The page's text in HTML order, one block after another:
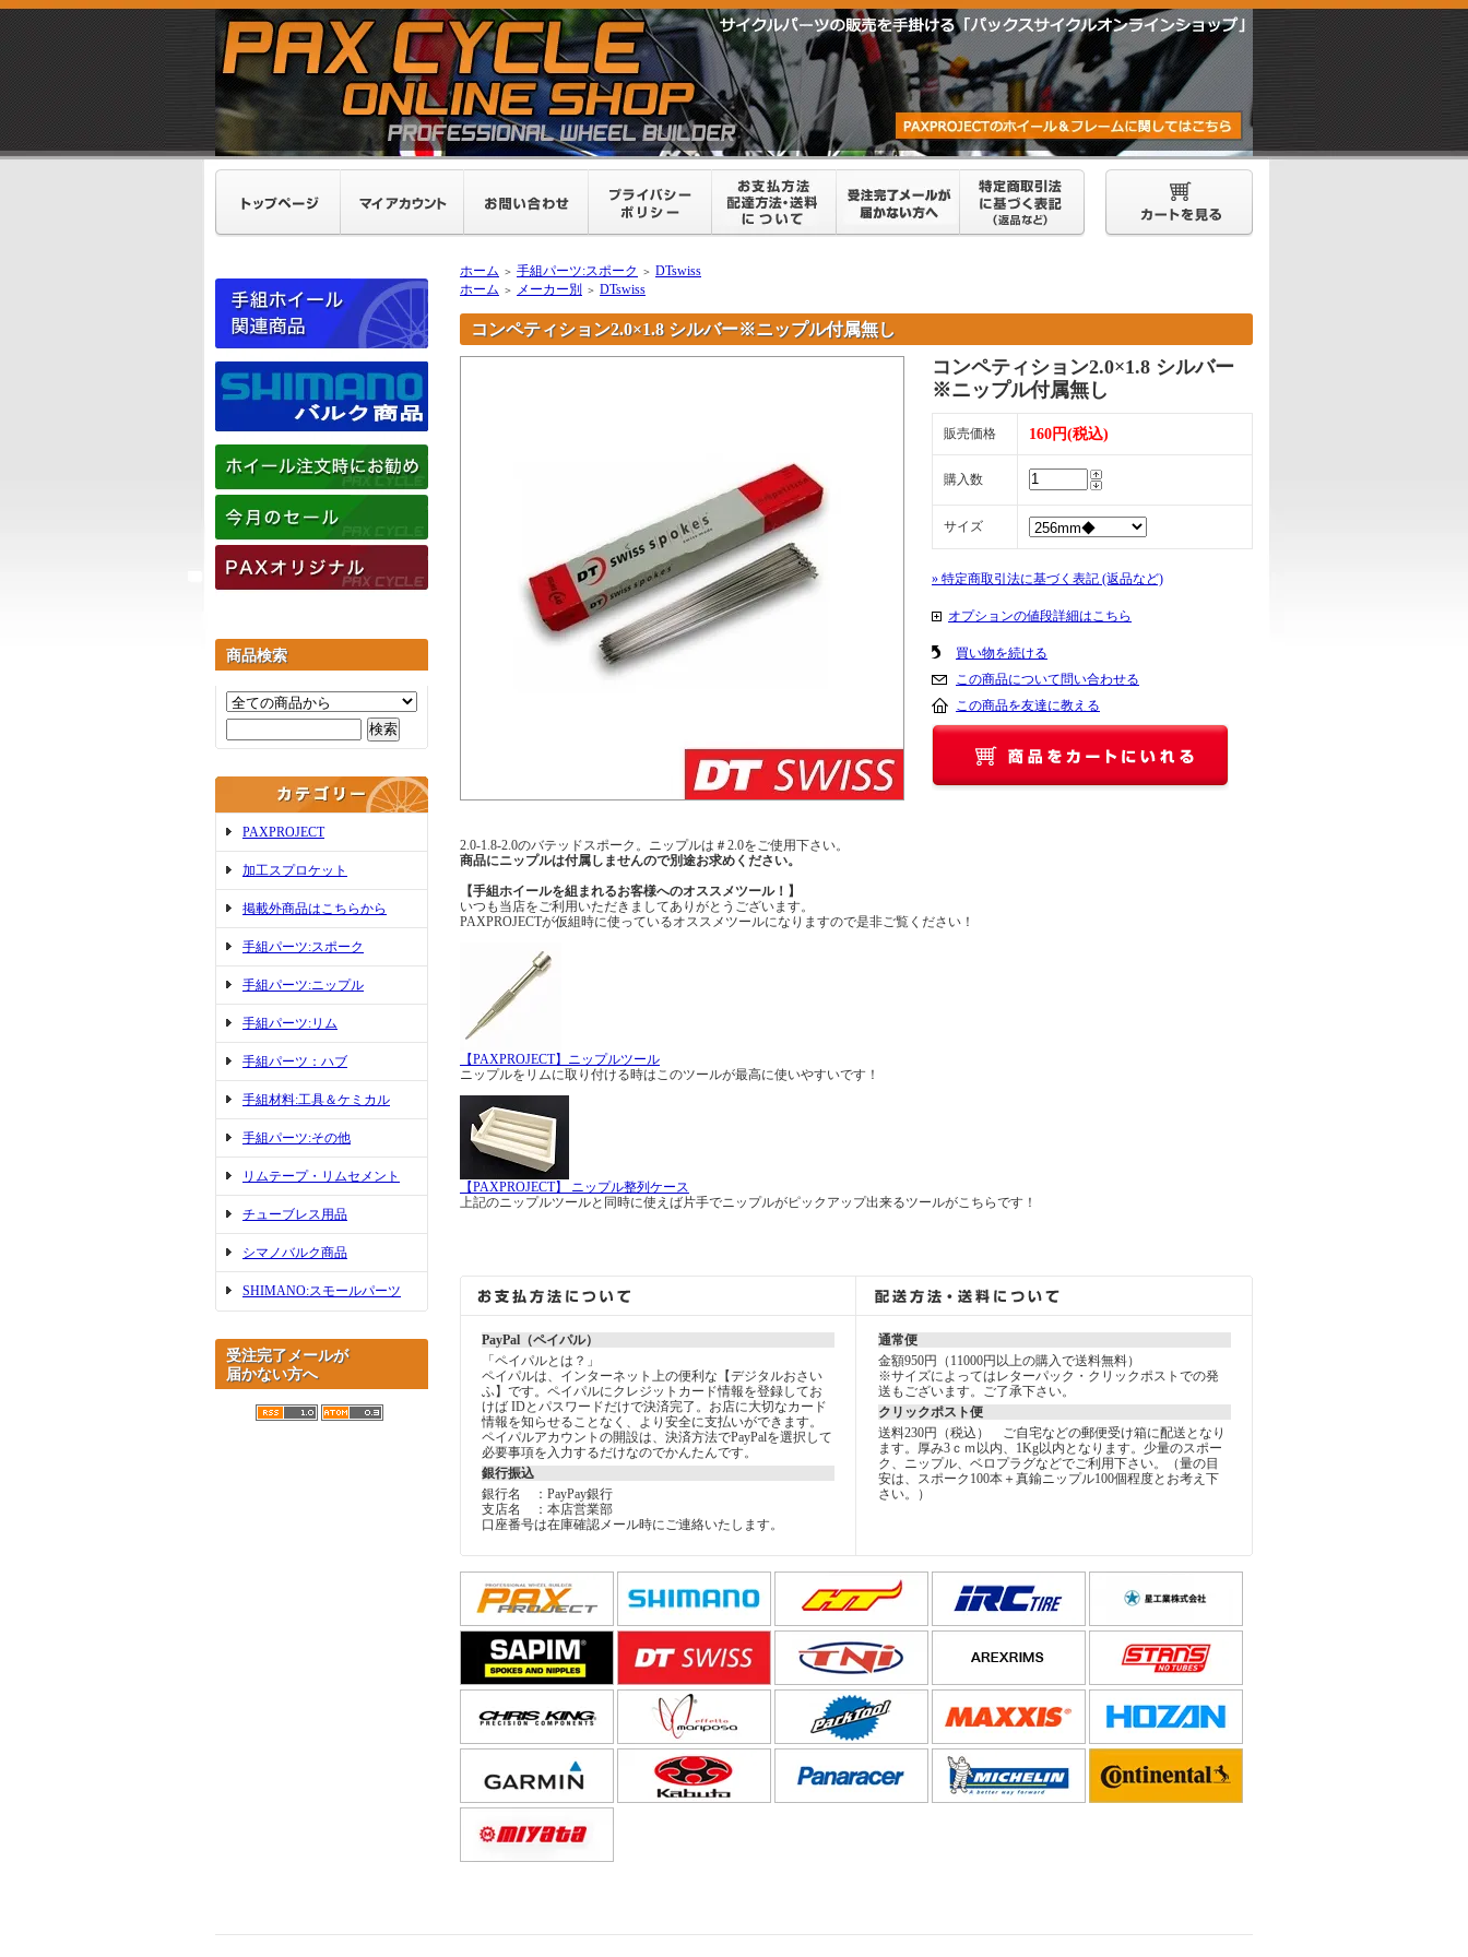
商品検索
PAXPROJECT
加工スプロケット
掲載外商品はこちらから
手組パーツ:スポーク
手組パーツ:ニップル
手組パーツ:リム
手組パーツ：ハブ
手組材料:工具＆ケミカル
手組パーツ:その他
リムテープ・リムセメント
チューブレス用品
シマノバルク商品
SHIMANO:スモールパーツ
受注完了メールが
届かない方へ
ホーム ＞ 手組パーツ:スポーク ＞ DTswiss
ホーム ＞ メーカー別 ＞ DTswiss
コンペティション2.0×1.8 シルバー※ニップル付属無し
コンペティション2.0×1.8 シルバー
※ニップル付属無し
販売価格 160円(税込)
購入数
サイズ
» 特定商取引法に基づく表記 (返品など)
オプションの値段詳細はこちら
買い物を続ける
この商品について問い合わせる
この商品を友達に教える
2.0-1.8-2.0のバテッドスポーク。ニップルは＃2.0をご使用下さい。
商品にニップルは付属しませんので別途お求めください。
【手組ホイールを組まれるお客様へのオススメツール！】
いつも当店をご利用いただきましてありがとうございます。
PAXPROJECTが仮組時に使っているオススメツールになりますので是非ご覧ください！
【PAXPROJECT】ニップルツール
ニップルをリムに取り付ける時はこのツールが最高に使いやすいです！
【PAXPROJECT】 ニップル整列ケース
上記のニップルツールと同時に使えば片手でニップルがピックアップ出来るツールがこちらです！
PayPal（ペイパル）
「ペイパルとは？」
ペイパルは、インターネット上の便利な【デジタルおさい
ふ】です。ペイパルにクレジットカード情報を登録してお
けば IDとパスワードだけで決済完了。お店に大切なカード
情報を知らせることなく、より安全に支払いができます。
ペイパルアカウントの開設は、決済方法でPayPalを選択して
必要事項を入力するだけなのでかんたんです。
銀行振込
銀行名 ：PayPay銀行
支店名 ：本店営業部
口座番号は在庫確認メール時にご連絡いたします。
通常便
金額950円（11000円以上の購入で送料無料）
※サイズによってはレターパック・クリックポストでの発
送もございます。ご了承下さい。
クリックポスト便
送料230円（税込） ご自宅などの郵便受け箱に配送となり
ます。厚み3ｃｍ以内、1Kg以内となります。少量のスポー
ク、ニップル、ベロプラグなどでご利用下さい。（量の目
安は、スポーク100本＋真鍮ニップル100個程度とお考え下
さい。）